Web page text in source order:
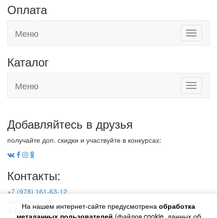
На нашем интернет-сайте предусмотрена обработка
метаданных пользователей (файлов cookie, данных об
Оплата
Toggle
Меню
Каталог
Toggle
Меню
Добавляйтесь в друзья
получайте доп. скидки и участвуйте в конкурсах:
Контакты:
+7 (978) 161-63-12
© Copyright 2018 год.